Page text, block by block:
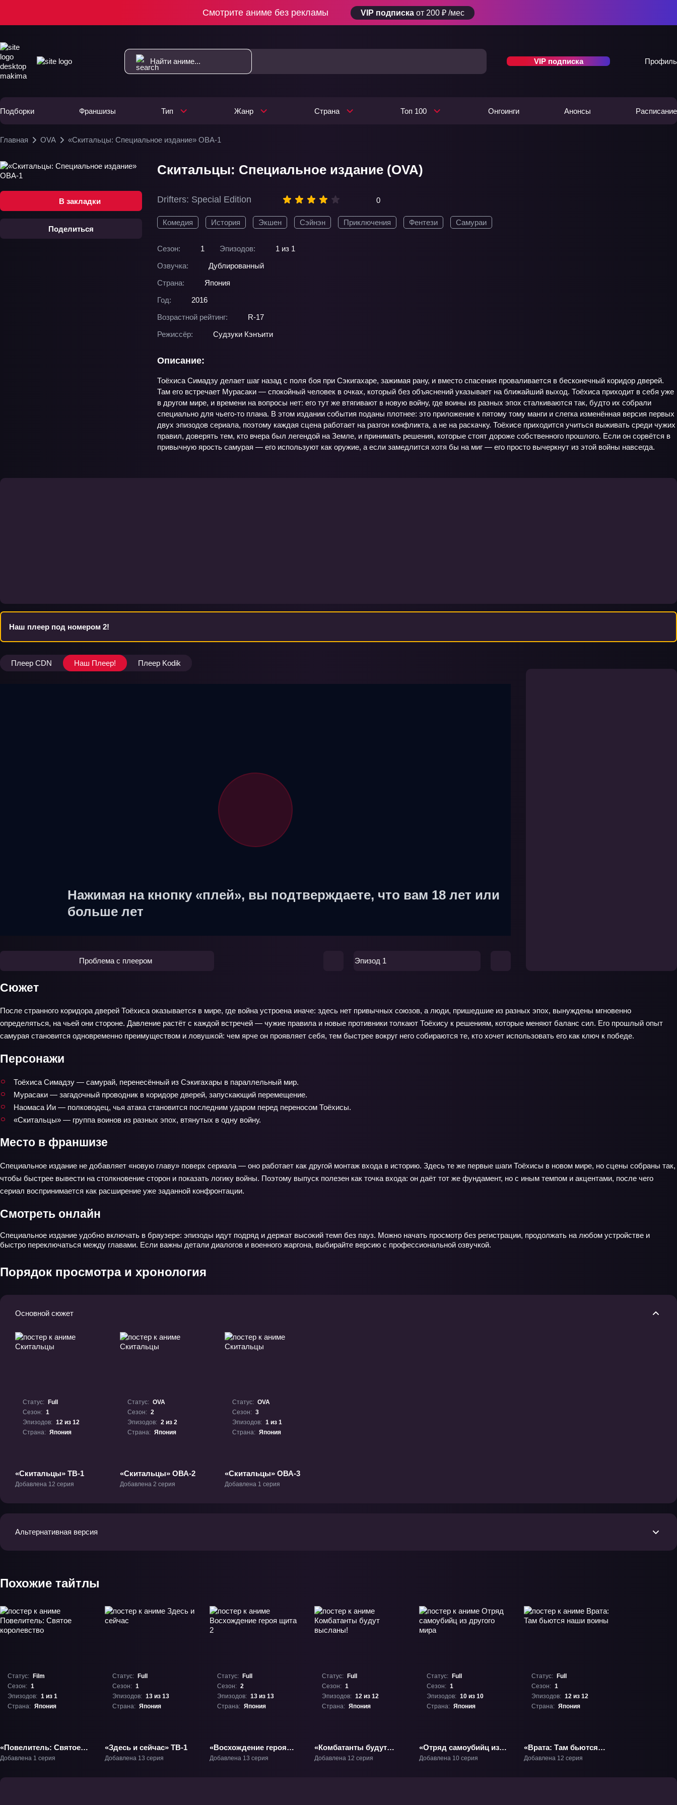
Смотрите аниме без рекламы VIP подписка от 200 ₽ /мес
VIP подписка Профиль
Подборки Франшизы Тип Жанр Страна Топ 100 Онгоинги Анонсы Расписание
Главная OVA «Скитальцы: Специальное издание» ОВА-1
В закладки
Поделиться
Скитальцы: Специальное издание (OVA)
Drifters: Special Edition 0
Комедия История Экшен Сэйнэн Приключения Фентези Самураи
Сезон: 1 Эпизодов:
1 из 1
Озвучка:
Дублированный
Страна:
Япония
Год:
2016
Возрастной рейтинг:
R-17
Режиссёр:
Судзуки Кэнъити
Описание:
Тоёхиса Симадзу делает шаг назад с поля боя при Сэкигахаре, зажимая рану, и вместо спасения проваливается в бесконечный коридор дверей.
Там его встречает Мурасаки — спокойный человек в очках, который без объяснений указывает на ближайший выход. Тоёхиса приходит в себя уже
в другом мире, и времени на вопросы нет: его тут же втягивают в новую войну, где воины из разных эпох сталкиваются так, будто их собрали
специально для чьего‑то плана. В этом издании события поданы плотнее: это приложение к пятому тому манги и слегка изменённая версия первых
двух эпизодов сериала, поэтому каждая сцена работает на разгон конфликта, а не на раскачку. Тоёхисе приходится учиться выживать среди чужих
правил, доверять тем, кто вчера был легендой на Земле, и принимать решения, которые стоят дороже собственного прошлого. Если он сорвётся в
привычную ярость самурая — его используют как оружие, а если замедлится хотя бы на миг — его просто вычеркнут из этой войны навсегда.
Наш плеер под номером 2!
Плеер CDN Наш Плеер! Плеер Kodik
Нажимая на кнопку «плей», вы подтверждаете, что вам 18 лет или
больше лет
Проблема с плеером Эпизод 1
Сюжет
После странного коридора дверей Тоёхиса оказывается в мире, где война устроена иначе: здесь нет привычных союзов, а люди, пришедшие из разных эпох, вынуждены мгновенно
определяться, на чьей они стороне. Давление растёт с каждой встречей — чужие правила и новые противники толкают Тоёхису к решениям, которые меняют баланс сил. Его прошлый опыт
самурая становится одновременно преимуществом и ловушкой: чем ярче он проявляет себя, тем быстрее вокруг него собираются те, кто хочет использовать его как ключ к победе.
Персонажи
Тоёхиса Симадзу — самурай, перенесённый из Сэкигахары в параллельный мир.
Мурасаки — загадочный проводник в коридоре дверей, запускающий перемещение.
Наомаса Ии — полководец, чья атака становится последним ударом перед переносом Тоёхисы.
«Скитальцы» — группа воинов из разных эпох, втянутых в одну войну.
Место в франшизе
Специальное издание не добавляет «новую главу» поверх сериала — оно работает как другой монтаж входа в историю. Здесь те же первые шаги Тоёхисы в новом мире, но сцены собраны так,
чтобы быстрее вывести на столкновение сторон и показать логику войны. Поэтому выпуск полезен как точка входа: он даёт тот же фундамент, но с иным темпом и акцентами, после чего
сериал воспринимается как расширение уже заданной конфронтации.
Смотреть онлайн
Специальное издание удобно включать в браузере: эпизоды идут подряд и держат высокий темп без пауз. Можно начать просмотр без регистрации, продолжать на любом устройстве и
быстро переключаться между главами. Если важны детали диалогов и военного жаргона, выбирайте версию с профессиональной озвучкой.
Порядок просмотра и хронология
Основной сюжет
Статус:
Full
Сезон: 1
Эпизодов: 12 из 12
Страна: Япония
«Скитальцы» ТВ-1
Добавлена 12 серия
Статус: OVA
Сезон: 2
Эпизодов: 2 из 2
Страна: Япония
«Скитальцы» ОВА-2
Добавлена 2 серия
Статус: OVA
Сезон: 3
Эпизодов: 1 из 1
Страна: Япония
«Скитальцы» ОВА-3
Добавлена 1 серия
Альтернативная версия
Похожие тайтлы
Статус:
Film
Сезон: 1
Эпизодов: 1 из 1
Страна: Япония
«Повелитель: Святое
королевство» Фильм-1
Добавлена 1 серия
Статус:
Full
Сезон: 1
Эпизодов: 13 из 13
Страна: Япония
«Здесь и сейчас» ТВ-1
Добавлена 13 серия
Статус:
Full
Сезон: 2
Эпизодов: 13 из 13
Страна: Япония
«Восхождение героя
щита 2» ТВ-2
Добавлена 13 серия
Статус:
Full
Сезон: 1
Эпизодов: 12 из 12
Страна: Япония
«Комбатанты будут
высланы!» ТВ-1
Добавлена 12 серия
Статус:
Full
Сезон: 1
Эпизодов: 10 из 10
Страна: Япония
«Отряд самоубийц из
другого мира» ТВ-1
Добавлена 10 серия
Статус:
Full
Сезон: 1
Эпизодов: 12 из 12
Страна: Япония
«Врата: Там бьются
наши воины» ТВ-1
Добавлена 12 серия